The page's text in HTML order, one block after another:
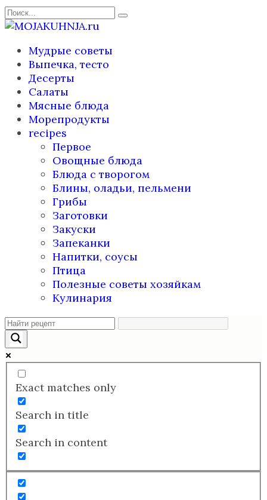
Перейти
к
Search
for:
Мудрые советы
Выпечка, тесто
Десерты
Салаты
Мясные блюда
Морепродукты
recipes
Первое
Овощные блюда
Блюда с творогом
Блины, оладьи, пельмени
Грибы
Заготовки
Закуски
Запеканки
Напитки, соусы
Птица
Полезные советы хозяйкам
Кулинария
Exact matches only
Search in title
Search in content